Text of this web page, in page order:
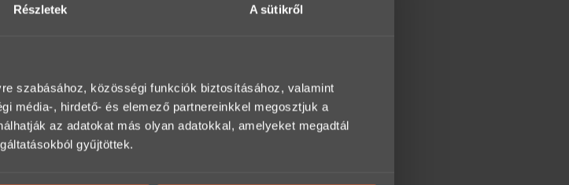
Részletek A sütikről
szabásához, közösségi funkciók biztosításához, valamint
média-, hirdető- és elemező partnereinkkel megosztjuk a
az adatokat más olyan adatokkal, amelyeket megadtál
gyűjtöttek.
igénybe vehető.